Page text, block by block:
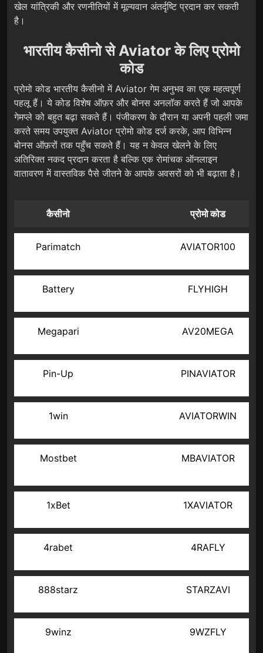
खेल यांत्रिकी और रणनीतियों में मूल्यवान अंतर्दृष्टि प्रदान कर सकती
है।
भारतीय कैसीनो से Aviator के लिए प्रोमो
कोड
प्रोमो कोड भारतीय कैसीनो में Aviator गेम अनुभव का एक महत्वपूर्ण
पहलू हैं। ये कोड विशेष ऑफ़र और बोनस अनलॉक करते हैं जो आपके
गेमप्ले को बहुत बढ़ा सकते हैं। पंजीकरण के दौरान या अपनी पहली जमा
करते समय उपयुक्त Aviator प्रोमो कोड दर्ज करके, आप विभिन्न
बोनस ऑफ़रों तक पहुँच सकते हैं। यह न केवल खेलने के लिए
अतिरिक्त नकद प्रदान करता है बल्कि एक रोमांचक ऑनलाइन
वातावरण में वास्तविक पैसे जीतने के आपके अवसरों को भी बढ़ाता है।
कैसीनो प्रोमो कोड
Parimatch AVIATOR100
Battery FLYHIGH
Megapari AV20MEGA
Pin-Up PINAVIATOR
1win AVIATORWIN
Mostbet MBAVIATOR
1xBet 1XAVIATOR
4rabet 4RAFLY
888starz STARZAVI
9winz 9WZFLY